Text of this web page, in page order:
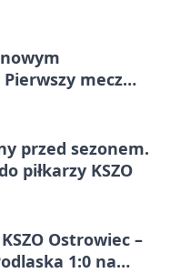
mecz
przed sezonem.
piłkarzy KSZO
Ostrowiec –
1:0 na